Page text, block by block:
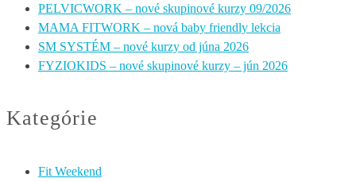
PELVICWORK – nové skupinové kurzy 09/2026
MAMA FITWORK – nová baby friendly lekcia
SM SYSTÉM – nové kurzy od júna 2026
FYZIOKIDS – nové skupinové kurzy – jún 2026
Kategórie
Fit Weekend